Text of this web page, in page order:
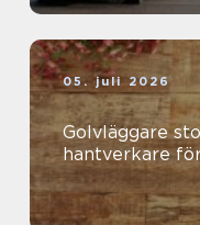
05. juli 2026
Golvläggare stockholm
hantverkare